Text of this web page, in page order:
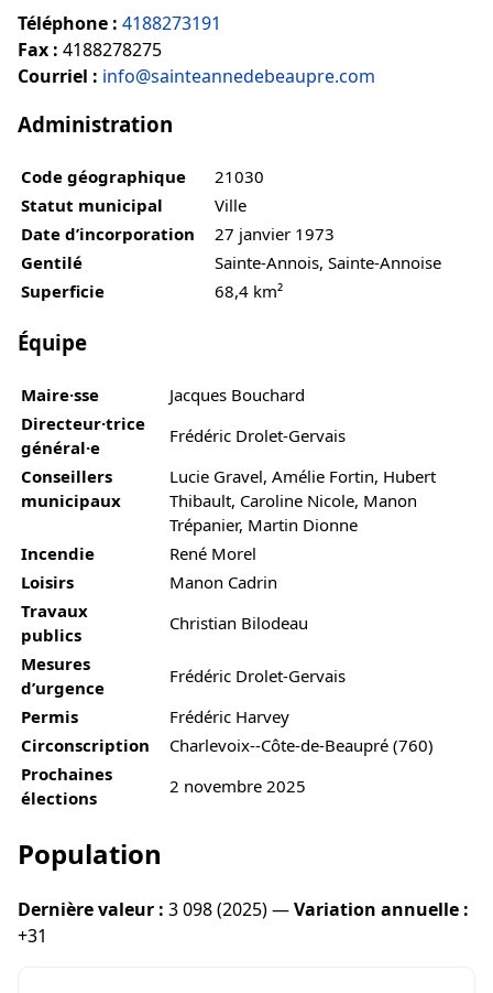
Téléphone : 4188273191
Fax : 4188278275
Courriel : info@sainteannedebeaupre.com
Administration
Code géographique
21030
Statut municipal
Ville
Date d’incorporation
27 janvier 1973
Gentilé
Sainte-Annois, Sainte-Annoise
Superficie
68,4 km²
Équipe
Maire·sse
Jacques Bouchard
Directeur·trice
général·e
Frédéric Drolet-Gervais
Conseillers
municipaux
Lucie Gravel, Amélie Fortin, Hubert
Thibault, Caroline Nicole, Manon
Trépanier, Martin Dionne
Incendie
René Morel
Loisirs
Manon Cadrin
Travaux
publics
Christian Bilodeau
Mesures
d’urgence
Frédéric Drolet-Gervais
Permis
Frédéric Harvey
Circonscription
Charlevoix--Côte-de-Beaupré (760)
Prochaines
élections
2 novembre 2025
Population
Dernière valeur : 3 098 (2025) —Variation annuelle :
+31